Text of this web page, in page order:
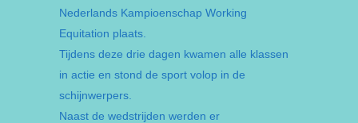
Nederlands Kampioenschap Working
Equitation plaats.
Tijdens deze drie dagen kwamen alle klassen
in actie en stond de sport volop in de
schijnwerpers.
Naast de wedstrijden werden er